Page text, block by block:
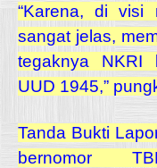
“Karena, di visi
sangat jelas,
tegaknya NKRI
UUD 1945,”
Tanda Bukti
bernomor TBL/